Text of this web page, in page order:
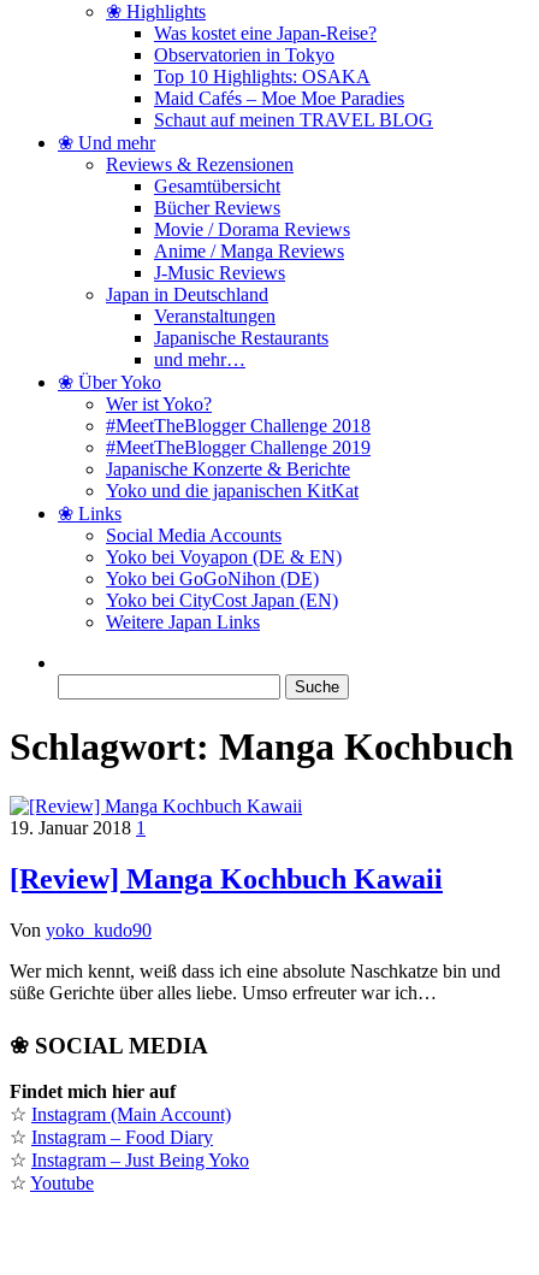
❀ Highlights
Was kostet eine Japan-Reise?
Observatorien in Tokyo
Top 10 Highlights: OSAKA
Maid Cafés – Moe Moe Paradies
Schaut auf meinen TRAVEL BLOG
❀ Und mehr
Reviews & Rezensionen
Gesamtübersicht
Bücher Reviews
Movie / Dorama Reviews
Anime / Manga Reviews
J-Music Reviews
Japan in Deutschland
Veranstaltungen
Japanische Restaurants
und mehr…
❀ Über Yoko
Wer ist Yoko?
#MeetTheBlogger Challenge 2018
#MeetTheBlogger Challenge 2019
Japanische Konzerte & Berichte
Yoko und die japanischen KitKat
❀ Links
Social Media Accounts
Yoko bei Voyapon (DE & EN)
Yoko bei GoGoNihon (DE)
Yoko bei CityCost Japan (EN)
Weitere Japan Links
nach:
Schlagwort: Manga Kochbuch
19. Januar 2018 1
[Review] Manga Kochbuch Kawaii
Von yoko_kudo90
Wer mich kennt, weiß dass ich eine absolute Naschkatze bin und
süße Gerichte über alles liebe. Umso erfreuter war ich…
❀ SOCIAL MEDIA
Findet mich hier auf
☆ Instagram (Main Account)
☆ Instagram – Food Diary
☆ Instagram – Just Being Yoko
☆ Youtube